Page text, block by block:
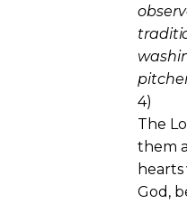
4)
The
them
God,